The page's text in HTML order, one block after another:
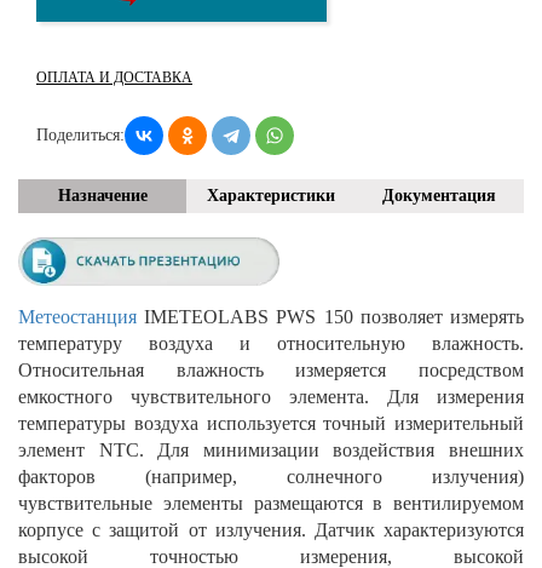
ОПЛАТА И ДОСТАВКА
Поделиться:
Назначение Характеристики Документация
Метеостанция IMETEOLABS PWS 150 позволяет измерять
температуру воздуха и относительную влажность.
Относительная влажность измеряется посредством
емкостного чувствительного элемента. Для измерения
температуры воздуха используется точный измерительный
элемент NTC. Для минимизации воздействия внешних
факторов (например, солнечного излучения)
чувствительные элементы размещаются в вентилируемом
корпусе с защитой от излучения. Датчик характеризуются
высокой точностью измерения, высокой